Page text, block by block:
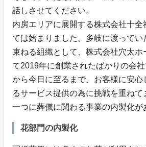
話しさせてください。
内房エリアに展開する株式会社十全
ては始まりました。多岐に渡ってい
束ねる組織として、株式会社穴太ホ
て2019年に創業されたばかりの会
から今日に至るまで、お客様に安心
るサービス提供の為に挑戦を重ね
一つに葬儀に関わる事業の内製化が
花部門の内製化